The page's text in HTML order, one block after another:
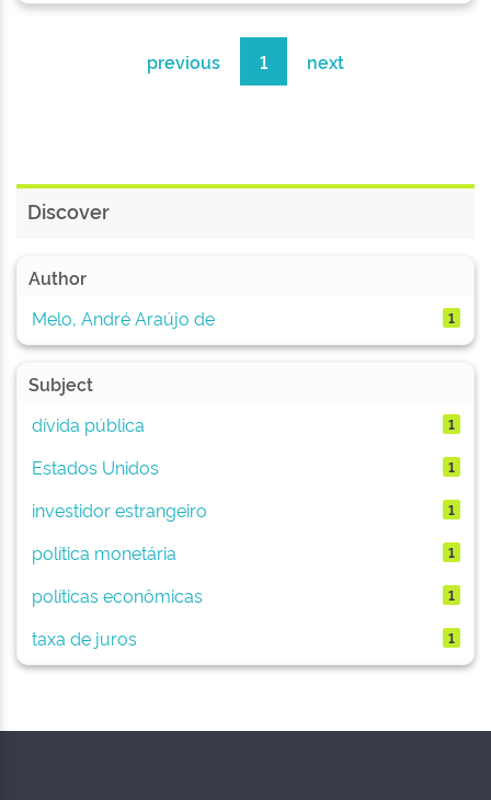
previous 1 next
Discover
Author
Melo, André Araújo de
1
Subject
dívida pública
1
Estados Unidos 1
investidor estrangeiro 1
política monetária 1
políticas econômicas 1
taxa de juros 1